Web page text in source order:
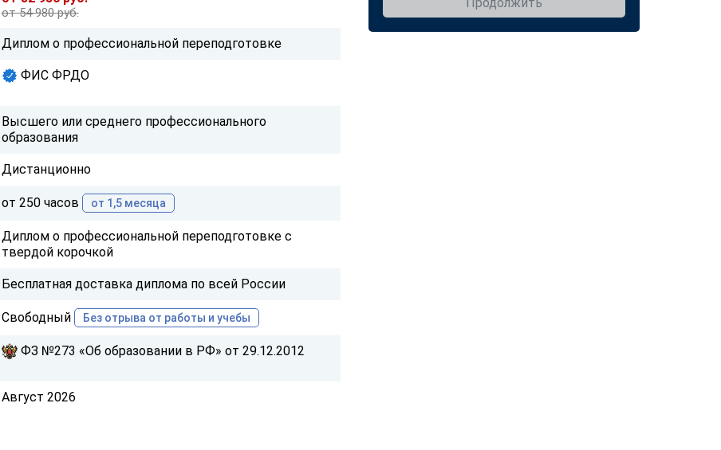
от 54 980 руб.
Диплом о профессиональной переподготовке
ФИС ФРДО
Высшего или среднего профессионального
образования
Дистанционно
от 250 часов от 1,5 месяца
Диплом о профессиональной переподготовке с
твердой корочкой
Бесплатная доставка диплома по всей России
Свободный Без отрыва от работы и учебы
ФЗ №273 «Об образовании в РФ» от 29.12.2012
Август 2026